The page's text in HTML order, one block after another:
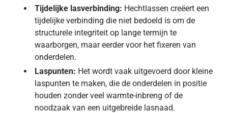
Tijdelijke lasverbinding: Hechtlassen creëert een
tijdelijke verbinding die niet bedoeld is om de
structurele integriteit op lange termijn te
waarborgen, maar eerder voor het fixeren van
onderdelen.
Laspunten: Het wordt vaak uitgevoerd door kleine
laspunten te maken, die de onderdelen in positie
houden zonder veel warmte-inbreng of de
noodzaak van een uitgebreide lasnaad.